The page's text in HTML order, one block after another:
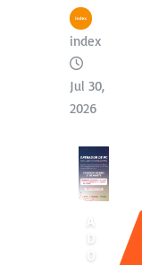
index
Jul 30,
2026
A
D
O